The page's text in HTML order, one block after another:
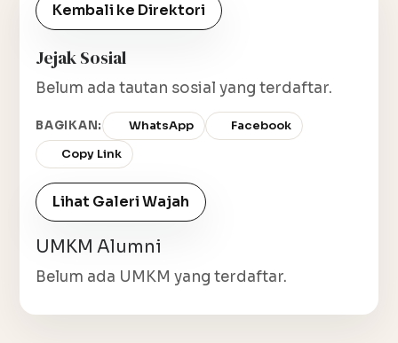
Kembali ke Direktori
Jejak Sosial
Belum ada tautan sosial yang terdaftar.
BAGIKAN: WhatsApp
Facebook
Copy Link
Lihat Galeri Wajah
UMKM Alumni
Belum ada UMKM yang terdaftar.